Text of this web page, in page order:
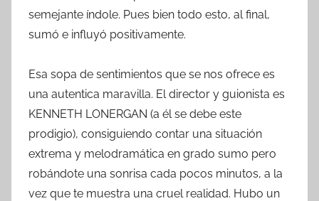
semejante índole. Pues bien todo esto, al final,
sumó e influyó positivamente.
Esa sopa de sentimientos que se nos ofrece es
una autentica maravilla. El director y guionista es
KENNETH LONERGAN (a él se debe este
prodigio), consiguiendo contar una situación
extrema y melodramática en grado sumo pero
robándote una sonrisa cada pocos minutos, a la
vez que te muestra una cruel realidad. Hubo un